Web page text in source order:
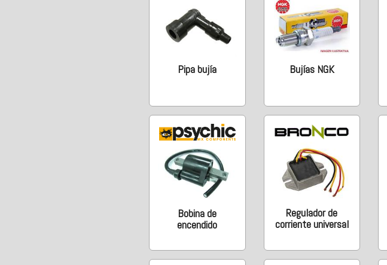
Pipa bujía Bujías NGK
Bobina de
encendido
Regulador de
corriente universal